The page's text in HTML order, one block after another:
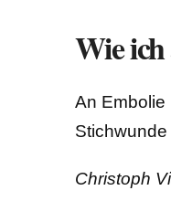
Wie
An Embolie
Christoph